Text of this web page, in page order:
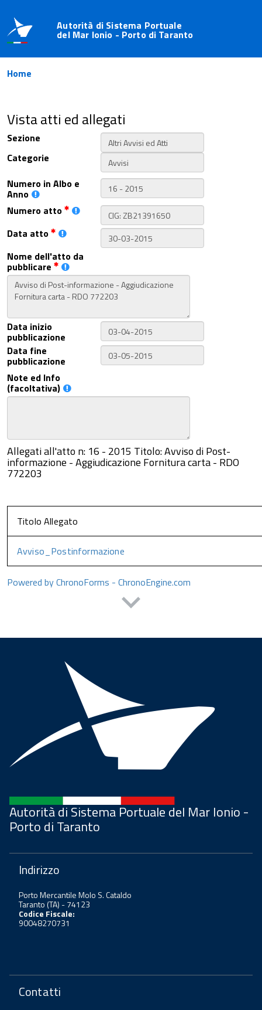
Autorità di Sistema Portuale
del Mar Ionio - Porto di Taranto
Home
Vista atti ed allegati
Sezione
Categorie
Numero in Albo e
Anno
Numero atto
Data atto
Nome dell'atto da
pubblicare
Data inizio
pubblicazione
Data fine
pubblicazione
Note ed Info
(facoltativa)
Allegati all'atto n: 16 - 2015 Titolo: Avviso di Post-
informazione - Aggiudicazione Fornitura carta - RDO
772203
Titolo Allegato
Avviso_Postinformazione
Powered by ChronoForms - ChronoEngine.com
Autorità di Sistema Portuale del Mar Ionio -
Porto di Taranto
Indirizzo
Porto Mercantile Molo S. Cataldo
Taranto (TA) - 74123
Codice Fiscale:
90048270731
Contatti